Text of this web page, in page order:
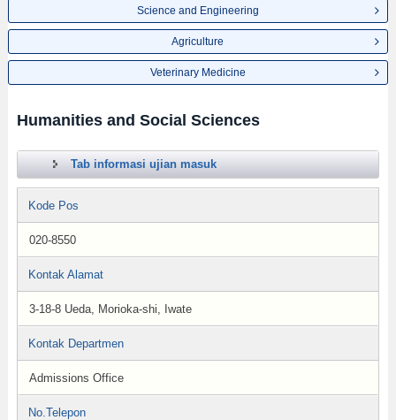
Science and Engineering
Agriculture
Veterinary Medicine
Humanities and Social Sciences
Tab informasi ujian masuk
Kode Pos
020-8550
Kontak Alamat
3-18-8 Ueda, Morioka-shi, Iwate
Kontak Departmen
Admissions Office
No.Telepon